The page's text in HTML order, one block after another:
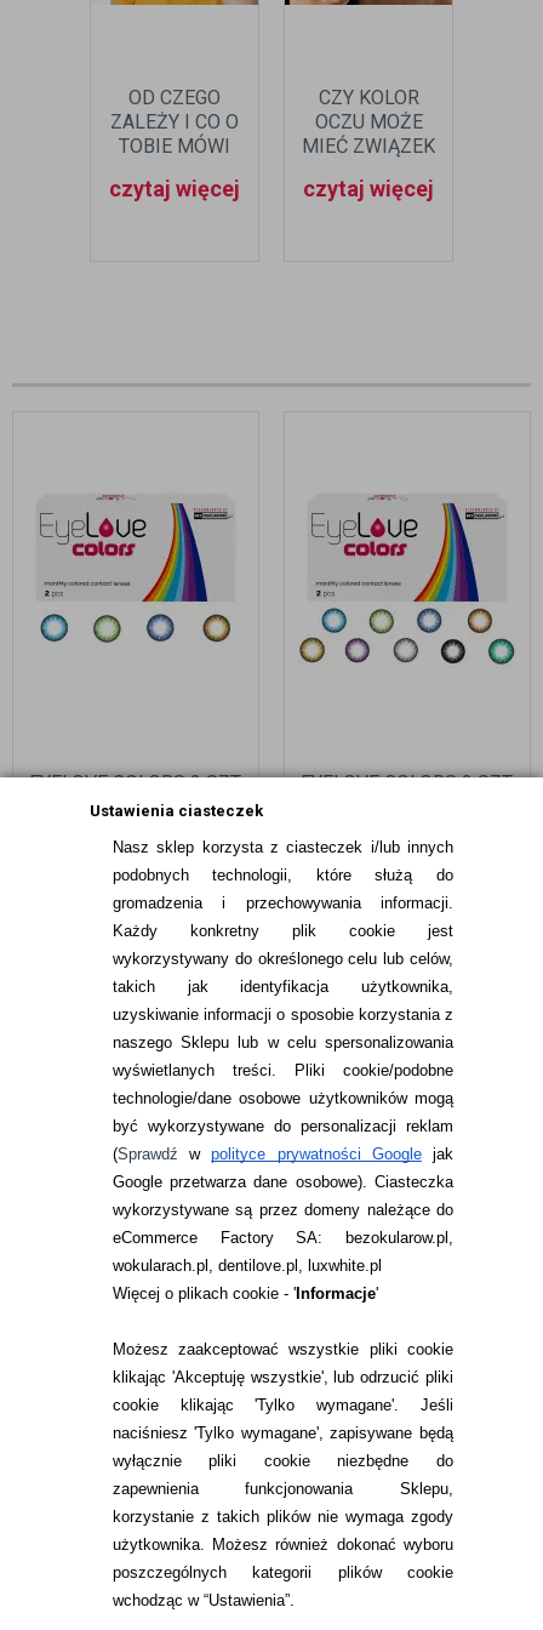
Ustawienia ciasteczek
Nasz sklep korzysta z ciasteczek i/lub innych
podobnych technologii, które służą do
gromadzenia i przechowywania informacji.
Każdy konkretny plik cookie jest
wykorzystywany do określonego celu lub celów,
takich jak identyfikacja użytkownika,
uzyskiwanie informacji o sposobie korzystania z
naszego Sklepu lub w celu spersonalizowania
wyświetlanych treści.
Pliki cookie/podobne
technologie/dane osobowe użytkowników mogą
być wykorzystywane do personalizacji reklam
(Sprawdźwpolityce prywatności Googlejak
Google przetwarza dane osobowe). Ciasteczka
wykorzystywane są przez domeny należące do
eCommerce Factory SA: bezokularow.pl,
wokularach.pl, dentilove.pl, luxwhite.pl
Więcej o plikach cookie - 'Informacje'
Możesz zaakceptować wszystkie pliki cookie
klikając 'Akceptuję wszystkie', lub odrzucić pliki
cookie klikając 'Tylko wymagane'. Jeśli
naciśniesz 'Tylko wymagane', zapisywane będą
wyłącznie pliki cookie niezbędne do
zapewnienia funkcjonowania Sklepu,
korzystanie z takich plików nie wymaga zgody
użytkownika. Możesz również dokonać wyboru
poszczególnych kategorii plików cookie
wchodząc w “Ustawienia”.
OD CZEGO
ZALEŻY I CO O
TOBIE MÓWI
czytaj więcej
CZY KOLOR
OCZU MOŻE
MIEĆ ZWIĄZEK
SKÓRY?
czytaj więcej
EYELOVE COLORS 2 SZT.
- SOCZEWKI KOLOROWE
54,99pln
EYELOVE COLORS 2 SZT.
59,99 pln
INFORMACJE KONTAKTOWE
JAK ZAMAWIAĆ?
ZWROTY I REKLAMACJA
WARUNKI ZAKUPÓW
RANKINGI SOCZEWEK
SOCZEWKI KOLOROWE
Zwrot (odstąpienie od umowy)
ZMIEŃ USTAWIENIA ZGODY NA CIASTECZKA
KONTAKT
telefon:
22 113 44 42
telefon:
732 08 08 72